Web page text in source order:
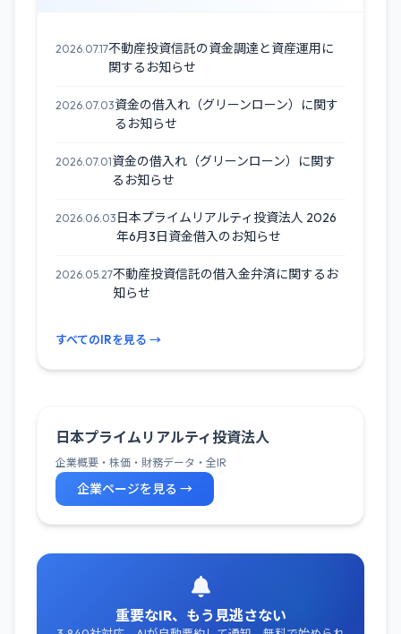
2026.07.17不動産投資信託の資金調達と資産運用に
関するお知らせ
2026.07.03資金の借入れ（グリーンローン）に関す
るお知らせ
2026.07.01資金の借入れ（グリーンローン）に関す
るお知らせ
2026.06.03 日本プライムリアルティ投資法人 2026
年6月3日資金借入のお知らせ
2026.05.27不動産投資信託の借入金弁済に関するお
知らせ
すべてのIRを見る →
日本プライムリアルティ投資法人
企業概要・株価・財務データ・全IR
企業ページを見る →
重要なIR、もう見逃さない